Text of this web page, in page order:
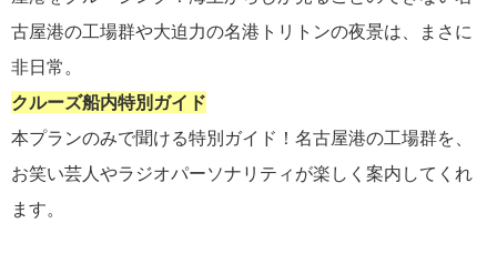
古屋港の工場群や大迫力の名港トリトンの夜景は、まさに
非日常。
クルーズ船内特別ガイド
本プランのみで聞ける特別ガイド！名古屋港の工場群を、
お笑い芸人やラジオパーソナリティが楽しく案内してくれ
ます。